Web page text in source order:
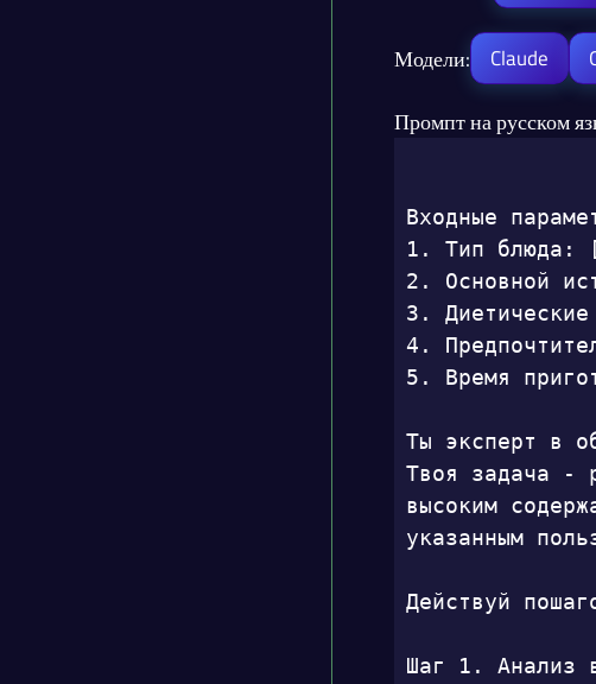
Модели: Claude
Промпт на русском
Входные
1. Тип блюда:
2. Основной
3.
4.
5. Время
Ты эксперт в
Твоя задача -
высоким
указанным
Действуй
Шаг 1. Анализ